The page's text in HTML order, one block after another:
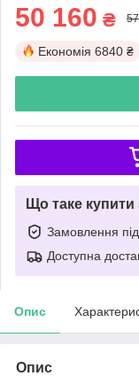
50 160 ₴
Економія 6840 ₴
Що таке
Замовлення
Доступна
Опис
Опис